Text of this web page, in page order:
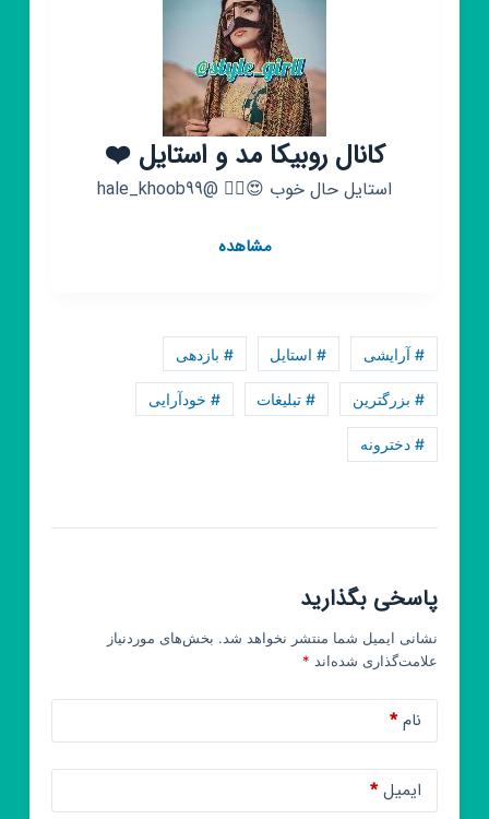
کانال روبیکا مد و استایل ❤️
استایل حال خوب 😍👇🏼 @hale_khoob99
مشاهدهکانال
استایل
❤️
# آرایشی # استایل # بازدهی
# بزرگترین # تبلیغات # خودآرایی
# دخترونه
پاسخی بگذارید
نشانی ایمیل شما منتشر نخواهد شد. بخش‌های موردنیاز
علامت‌گذاری شده‌اند *
نام*
ایمیل*